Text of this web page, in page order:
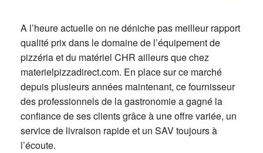
A l’heure actuelle on ne déniche pas meilleur rapport
qualité prix dans le domaine de l’équipement de
pizzéria et du matériel CHR ailleurs que chez
materielpizzadirect.com. En place sur ce marché
depuis plusieurs années maintenant, ce fournisseur
des professionnels de la gastronomie a gagné la
confiance de ses clients grâce à une offre variée, un
service de livraison rapide et un SAV toujours à
l’écoute.